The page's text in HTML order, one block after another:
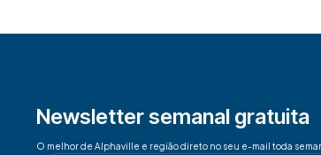
Newsletter semanal gratuita
O melhor de Alphaville e região direto no seu e-mail toda